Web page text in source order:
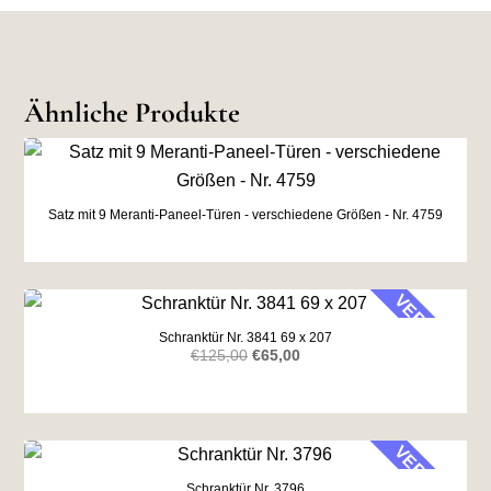
Ähnliche Produkte
Satz mit 9 Meranti-Paneel-Türen - verschiedene Größen - Nr. 4759
VERKAUF
Schranktür Nr. 3841 69 x 207
€125,00 Ursprünglicher
war:
€125,00
€65,00Aktueller
ist:
€65,00.